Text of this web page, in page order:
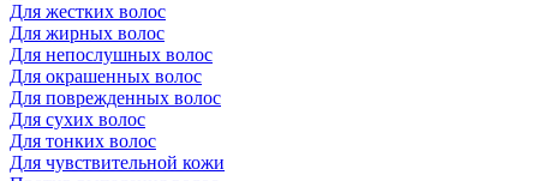
Для жестких волос
Для жирных волос
Для непослушных волос
Для окрашенных волос
Для поврежденных волос
Для сухих волос
Для тонких волос
Для чувствительной кожи